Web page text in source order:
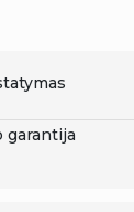
garantija